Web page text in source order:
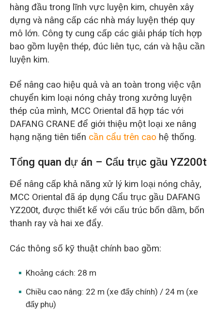
hàng đầu trong lĩnh vực luyện kim, chuyên xây
dựng và nâng cấp các nhà máy luyện thép quy
mô lớn. Công ty cung cấp các giải pháp tích hợp
bao gồm luyện thép, đúc liên tục, cán và hậu cần
luyện kim.
Để nâng cao hiệu quả và an toàn trong việc vận
chuyển kim loại nóng chảy trong xưởng luyện
thép của mình, MCC Oriental đã hợp tác với
DAFANG CRANE để giới thiệu một loại xe nâng
hạng nặng tiên tiến cần cẩu trên cao hệ thống.
Tổng quan dự án – Cẩu trục gầu YZ200t
Để nâng cấp khả năng xử lý kim loại nóng chảy,
MCC Oriental đã áp dụng Cẩu trục gầu DAFANG
YZ200t, được thiết kế với cấu trúc bốn dầm, bốn
thanh ray và hai xe đẩy.
Các thông số kỹ thuật chính bao gồm:
Khoảng cách: 28 m
Chiều cao nâng: 22 m (xe đẩy chính) / 24 m (xe
đẩy phụ)